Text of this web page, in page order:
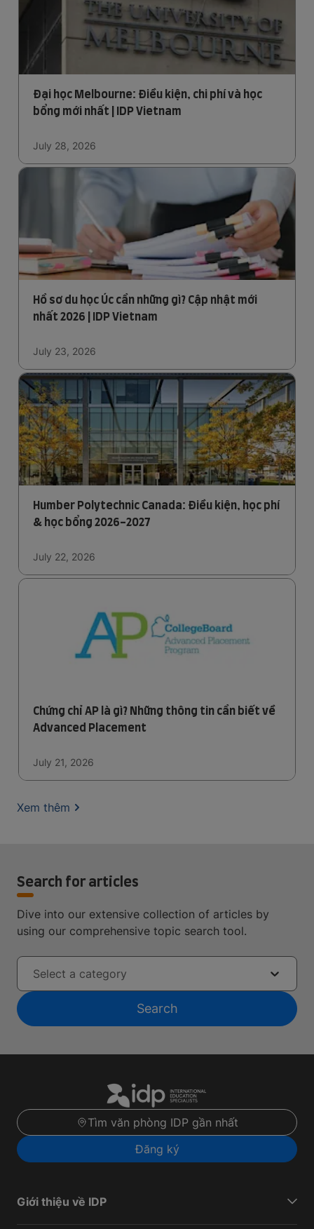
Đại học Melbourne: Điều kiện, chi phí và học
bổng mới nhất | IDP Vietnam
July 28, 2026
Hồ sơ du học Úc cần những gì? Cập nhật mới
nhất 2026 | IDP Vietnam
July 23, 2026
Humber Polytechnic Canada: Điều kiện, học phí
& học bổng 2026-2027
July 22, 2026
Chứng chỉ AP là gì? Những thông tin cần biết về
Advanced Placement
July 21, 2026
Xem thêm
Search for articles
Dive into our extensive collection of articles by
using our comprehensive topic search tool.
Select a category
Search
Tìm văn phòng IDP gần nhất
Đăng ký
Giới thiệu về IDP